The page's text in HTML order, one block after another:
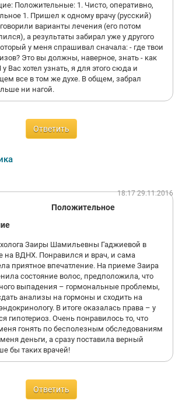
Положительные: 1. Чисто, оперативно,
1. Пришел к одному врачу (русский)
варианты лечения (его потом
а результаты забирал уже у другого
у меня спрашивал сначала: - где твои
Это вы должны, наверное, знать - как
Вас хотел узнать, я для этого сюда и
все в том же духе. В общем, забрал
ни нагой.
Ответить
18:17 29.11.2016
Положительное
Заиры Шамильевны Гаджиевой в
на ВДНХ. Понравился и врач, и сама
приятное впечатление. На приеме Заира
состояние волос, предположила, что
выпадения – гормональные проблемы,
анализы на гормоны и сходить на
В итоге оказалась права – у
гипотериоз. Очень понравилось то, что
гонять по бесполезным обследованиям
деньги, а сразу поставила верный
бы таких врачей!
Ответить